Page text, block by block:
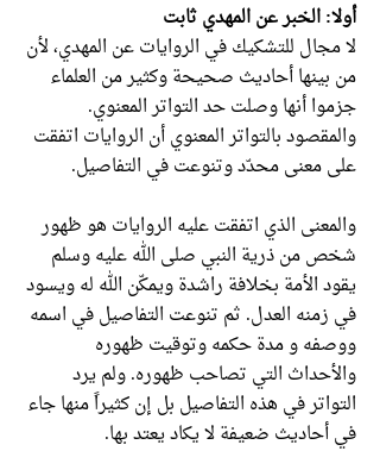
أولا: الخبر عن المهدي ثابت
لا مجال للتشكيك في الروايات عن المهدي، لأن
من بينها أحاديث صحيحة وكثير من العلماء
جزموا أنها وصلت حد التواتر المعنوي.
والمقصود بالتواتر المعنوي أن الروايات اتفقت
على معنى محدّد وتنوعت في التفاصيل.
والمعنى الذي اتفقت عليه الروايات هو ظهور
شخص من ذرية النبي صلى الله عليه وسلم
يقود الأمة بخلافة راشدة ويمكّن الله له ويسود
في زمنه العدل. ثم تنوعت التفاصيل في اسمه
ووصفه و مدة حكمه وتوقيت ظهوره
والأحداث التي تصاحب ظهوره. ولم يرد
التواتر في هذه التفاصيل بل إن كثيراً منها جاء
في أحاديث ضعيفة لا يكاد يعتد بها.